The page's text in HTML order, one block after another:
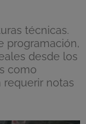
técnicas.
programación,
desde los
como
notas